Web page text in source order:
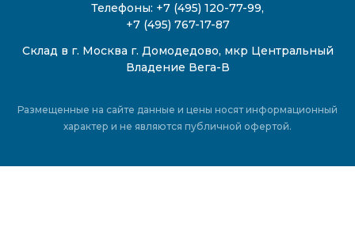
Телефоны: +7 (495) 120-77-99,
+7 (495) 767-17-87
Склад в г. Москва г. Домодедово, мкр Центральный
Владение Вега-В
Размещенные на сайте данные и цены носят информационный
характер и не являются публичной офертой.